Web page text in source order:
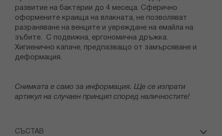
развитие на бактерии до 4 месеца. Сферично
оформените краища на влакната, не позволяват
разраняване на венците и увреждане на емайла на
зъбите. С подвижна, ергономична дръжка.
Хигиенично капаче, предпазващо от замърсяване и
деформация.
Снимката е само за информация. Ще се изпрати
артикул на случаен принцип според наличностите!
СЪСТАВ